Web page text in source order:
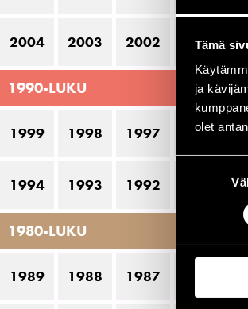
Tämä
ja
olet
2004 2003 2002 2001
1990-LUKU
1999 1998 1997 1996
1994 1993 1992
1980-LUKU
1989 1988 1987